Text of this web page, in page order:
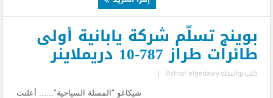
بوينج تسلّم شركة يابانية أولى
طائرات طراز 787-10 دريملاينر
كتب بواسطةAshraf elgedawy
|
شيكاغو "المسلة السياحية"...... أعلنت